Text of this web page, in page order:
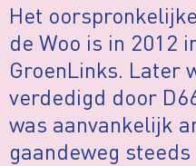
Het
de Woo is in 2012
GroenLinks. Later
verdedigd door
was aanvankelijk
gaandeweg